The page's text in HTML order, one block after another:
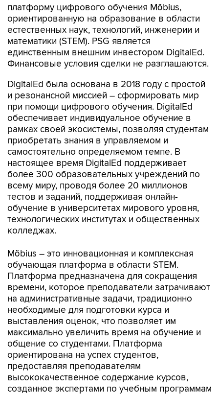
платформу цифрового обучения Möbius,
ориентированную на образование в области
естественных наук, технологий, инженерии и
математики (STEM). PSG является
единственным внешним инвестором DigitalEd.
Финансовые условия сделки не разглашаются.
DigitalEd была основана в 2018 году с простой
и резонансной миссией – сформировать мир
при помощи цифрового обучения. DigitalEd
обеспечивает индивидуальное обучение в
рамках своей экосистемы, позволяя студентам
приобретать знания в управляемом и
самостоятельно определяемом темпе. В
настоящее время DigitalEd поддерживает
более 300 образовательных учреждений по
всему миру, проводя более 20 миллионов
тестов и заданий, поддерживая онлайн-
обучение в университетах мирового уровня,
технологических институтах и общественных
колледжах.
Möbius – это инновационная и комплексная
обучающая платформа в области STEM.
Платформа предназначена для сокращения
времени, которое преподаватели затрачивают
на административные задачи, традиционно
необходимые для подготовки курса и
выставления оценок, что позволяет им
максимально увеличить время на обучение и
общение со студентами. Платформа
ориентирована на успех студентов,
предоставляя преподавателям
высококачественное содержание курсов,
созданное экспертами по учебным программам